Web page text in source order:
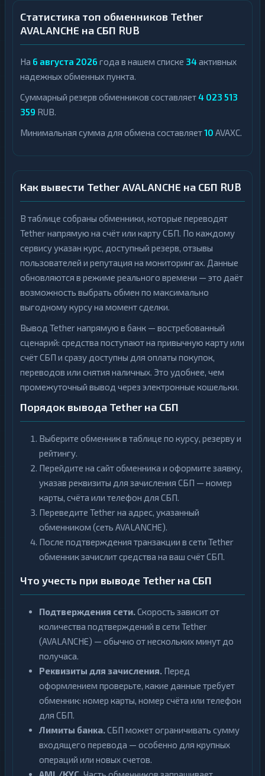
Статистика топ обменников Tether
AVALANCHE на СБП RUB
На 6 августа 2026 года в нашем списке 34активных
надежных обменных пункта.
Суммарный резерв обменников составляет4 023 513
359 RUB.
Минимальная сумма для обмена составляет10 AVAXC.
Как вывести Tether AVALANCHE на СБП RUB
В таблице собраны обменники, которые переводят
Tether напрямую на счёт или карту СБП. По каждому
сервису указан курс, доступный резерв, отзывы
пользователей и репутация на мониторингах. Данные
обновляются в режиме реального времени — это даёт
возможность выбрать обмен по максимально
выгодному курсу на момент сделки.
Вывод Tether напрямую в банк — востребованный
сценарий: средства поступают на привычную карту или
счёт СБП и сразу доступны для оплаты покупок,
переводов или снятия наличных. Это удобнее, чем
промежуточный вывод через электронные кошельки.
Порядок вывода Tether на СБП
Выберите обменник в таблице по курсу, резерву и
рейтингу.
Перейдите на сайт обменника и оформите заявку,
указав реквизиты для зачисления СБП — номер
карты, счёта или телефон для СБП.
Переведите Tether на адрес, указанный
обменником (сеть AVALANCHE).
После подтверждения транзакции в сети Tether
обменник зачислит средства на ваш счёт СБП.
Что учесть при выводе Tether на СБП
Подтверждения сети.Скорость зависит от
количества подтверждений в сети Tether
(AVALANCHE) — обычно от нескольких минут до
получаса.
Реквизиты для зачисления. Перед
оформлением проверьте, какие данные требует
обменник: номер карты, номер счёта или телефон
для СБП.
Лимиты банка.СБП может ограничивать сумму
входящего перевода — особенно для крупных
операций или новых счетов.